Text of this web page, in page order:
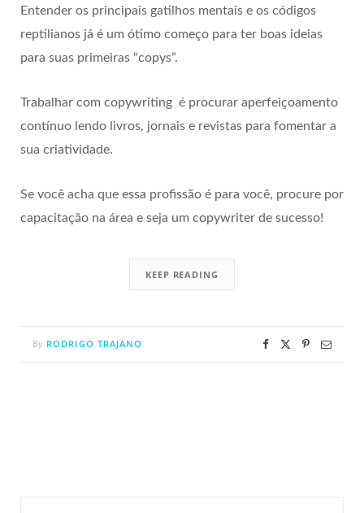
Entender os principais gatilhos mentais e os códigos
reptilianos já é um ótimo começo para ter boas ideias
para suas primeiras “copys”.
Trabalhar com copywriting é procurar aperfeiçoamento
contínuo lendo livros, jornais e revistas para fomentar a
sua criatividade.
Se você acha que essa profissão é para você, procure por
capacitação na área e seja um copywriter de sucesso!
KEEP READING
By RODRIGO TRAJANO